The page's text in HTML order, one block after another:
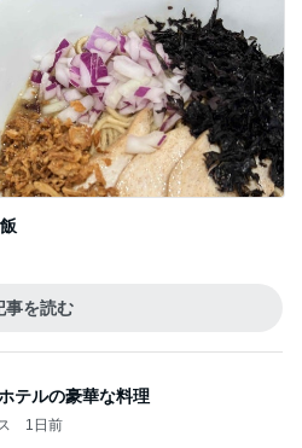
事を読む
テルの豪華な料理
1日前